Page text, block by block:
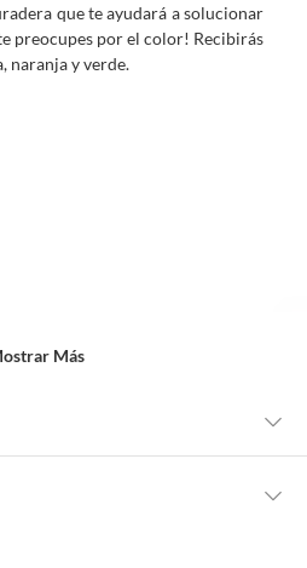
que te ayudará a solucionar
preocupes por el color! Recibirás
naranja y verde.
Más